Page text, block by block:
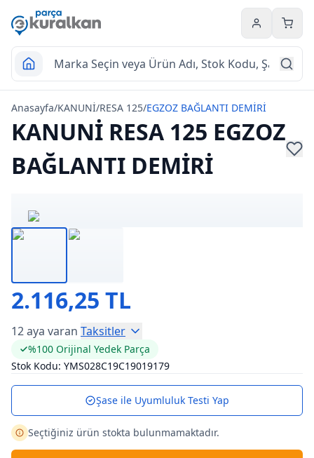
Hesabım
Anasayfa/KANUNİ/RESA 125/EGZOZ BAĞLANTI DEMİRİ
KANUNİ RESA 125 EGZOZ
BAĞLANTI DEMİRİ
2.116,25 TL
12 aya varan Taksitler
%100 Orijinal Yedek Parça
Stok Kodu: YMS028C19C19019179
Şase ile Uyumluluk Testi Yap
Seçtiğiniz ürün stokta bulunmamaktadır.